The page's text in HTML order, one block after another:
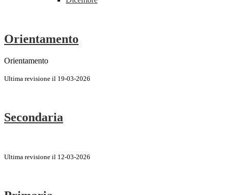
Orientamento
Orientamento
Ultima revisione il 19-03-2026
Secondaria
Ultima revisione il 12-03-2026